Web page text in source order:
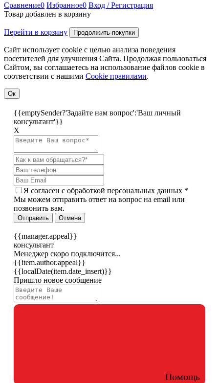
Сравнение0 Избранное0 Вход / Регистрация
Товар добавлен в корзину
Перейти в корзину Продолжить покупки
Сайт использует cookie с целью анализа поведения
посетителей для улучшения Сайта. Продолжая пользоваться
Сайтом, вы соглашаетесь на использование файлов cookie в
соответствии с нашими Cookiе правилами.
Ок
{{emptySender?'Задайте нам вопрос':'Ваш личный
консультант'}}
Х
Я согласен c обработкой персональных данных *
Мы можем отправить ответ на вопрос на email или
позвонить вам.
Отправить Отмена
{{manager.appeal}}
консультант
Менеджер скоро подключится...
{{item.author.appeal}}
{{localDate(item.date_insert)}}
Пришло новое сообщение
Помощь